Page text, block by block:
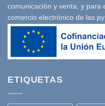
comunicación y venta, y para
comercio electrónico de las
ETIQUETAS